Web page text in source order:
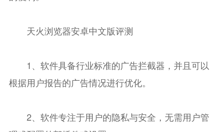
天火浏览器安卓中文版评测
1、软件具备行业标准的广告拦截器，并且可以
根据用户报告的广告情况进行优化。
2、软件专注于用户的隐私与安全，无需用户管